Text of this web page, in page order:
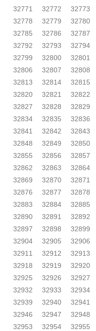
32771
32772 32773
32778
32779 32780
32785
32786 32787
32792
32793 32794
32799
32800 32801
32806
32807 32808
32813
32814 32815
32820
32821 32822
32827
32828 32829
32834
32835 32836
32841
32842 32843
32848
32849 32850
32855
32856 32857
32862
32863 32864
32869
32870 32871
32876
32877 32878
32883
32884 32885
32890
32891 32892
32897
32898 32899
32904
32905 32906
32911
32912 32913
32918
32919 32920
32925
32926 32927
32932
32933 32934
32939
32940 32941
32946
32947 32948
32953
32954 32955